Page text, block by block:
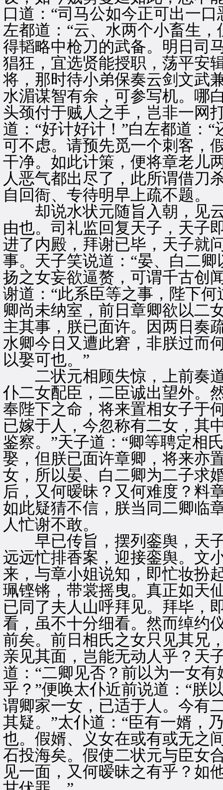
口道：“司马公如今正可出一
左都道：“云、水两个小畜生
得韬略中枪刀的武备。明日司
猖狂，宜选贤能授职，荡平安
将，那时待小弟保奏云剑文武
水湄谋智有余，可参写机。哪
头颈付于贼人之手，岂非一网
道：“好计好计！”白左都道：
可不虑。请预先觅一个刺客，
干净。如此计策，便将章老儿
人恶气都出尽了，此所谓借刀
自回衙、专待明早上疏不题。
却说水状元随旨入朝，见云
由也。司礼监回复天子，天子
进了内殿，拜谢已毕，天子就
事。天子笑说道：“晏、白二
扬之女妄欲逼赘，可谓千古创
谢道：“此系臣等之事，陛下
卿尚未纳室，前日章卿欲以二
主其事，朕已面许。因两日奏
水卿今日又遭此窘，非朕过而
以娶可也。”
二状元相顾失惊，上前奏道
仆二女配臣，二臣诚出望外。
奉陛下之命，将来置相女子于
已嫁于人，今忽称有二女，其
鉴察。”天子道：“卿等聘定相
娶，但朕已面许章卿，将来亦
女，所以晏、白二卿为二子求
后，又何暧昧？又何难度？料
如此疑猜不信，朕当同二卿临
人忙谢不敢。
早已传旨，摆列銮舆，天子
远远忙排香案，迎接銮舆。文
来，与章小姐说知，即忙妆扮
珮铿锵，带裳摇曳。真正如天
已同了夫人山呼拜见。拜毕，
看，虽不十分细看。然而绰约
前矣。前日相氏之女只见其兄
亲见其面，岂能无动人乎？天
道：“二卿见否？前以为一女
乎？”便唤太仆近前说道：“朕
谓卿家一女，已适于人。今有
其疑。”太仆道：“臣有一婿，
也。假婿、义女在或有或无之
石投海矣。假使二状元与臣女
见一面，又何暧昧之有乎？如